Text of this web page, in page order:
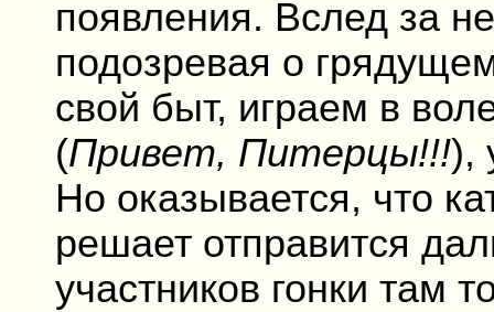
появления. Вслед за
подозревая о
свой быт, играем в
(Привет, Питерцы!!!),
Но оказывается, что
решает отправится
участников гонки там